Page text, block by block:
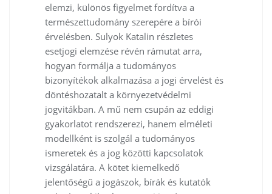
elemzi, különös figyelmet fordítva a
természettudomány szerepére a bírói
érvelésben. Sulyok Katalin részletes
esetjogi elemzése révén rámutat arra,
hogyan formálja a tudományos
bizonyítékok alkalmazása a jogi érvelést és
döntéshozatalt a környezetvédelmi
jogvitákban. A mű nem csupán az eddigi
gyakorlatot rendszerezi, hanem elméleti
modellként is szolgál a tudományos
ismeretek és a jog közötti kapcsolatok
vizsgálatára. A kötet kiemelkedő
jelentőségű a jogászok, bírák és kutatók